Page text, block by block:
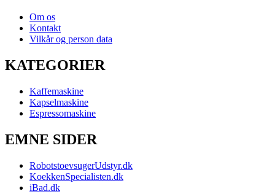
Om os
Kontakt
Vilkår og person data
KATEGORIER
Kaffemaskine
Kapselmaskine
Espressomaskine
EMNE SIDER
RobotstoevsugerUdstyr.dk
KoekkenSpecialisten.dk
iBad.dk